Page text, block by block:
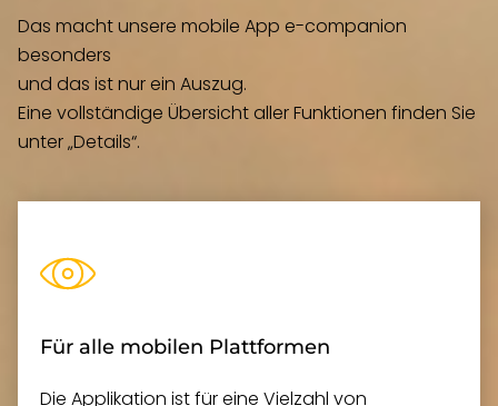
Das macht unsere mobile App e-companion
besonders
und das ist nur ein Auszug.
Eine vollständige Übersicht aller Funktionen finden Sie
unter „Details“.
Für alle mobilen Plattformen
Die Applikation ist für eine Vielzahl von